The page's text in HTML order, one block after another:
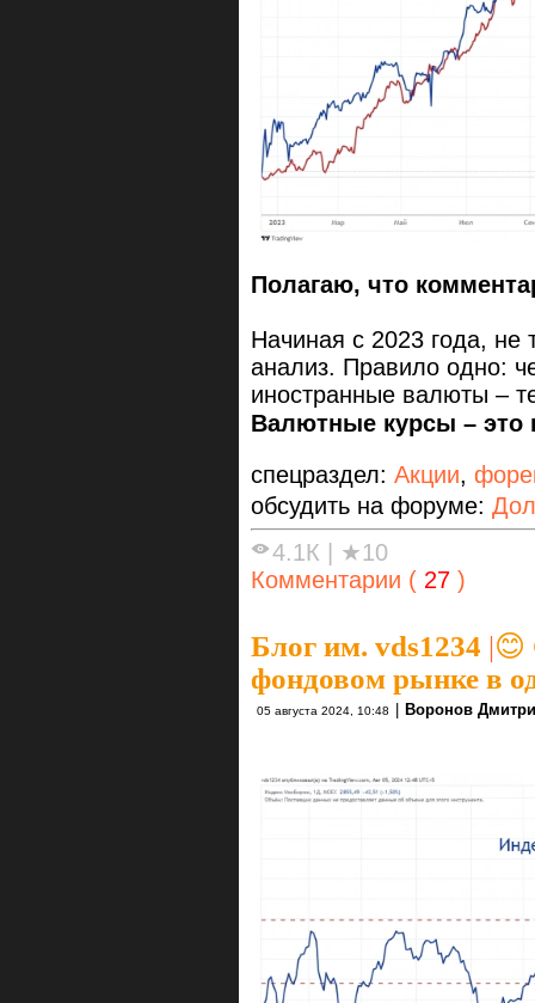
Полагаю, что
Начиная с 2023 года, не
анализ. Правило одно:
иностранные валюты –
Валютные курсы – это
спецраздел: Акции,
обсудить на форуме:
4.1К
★10
Комментарии ( 27 )
Блог им. vds1234 |😊
фондовом рынке в
05 августа 2024, 10:48 Воронов